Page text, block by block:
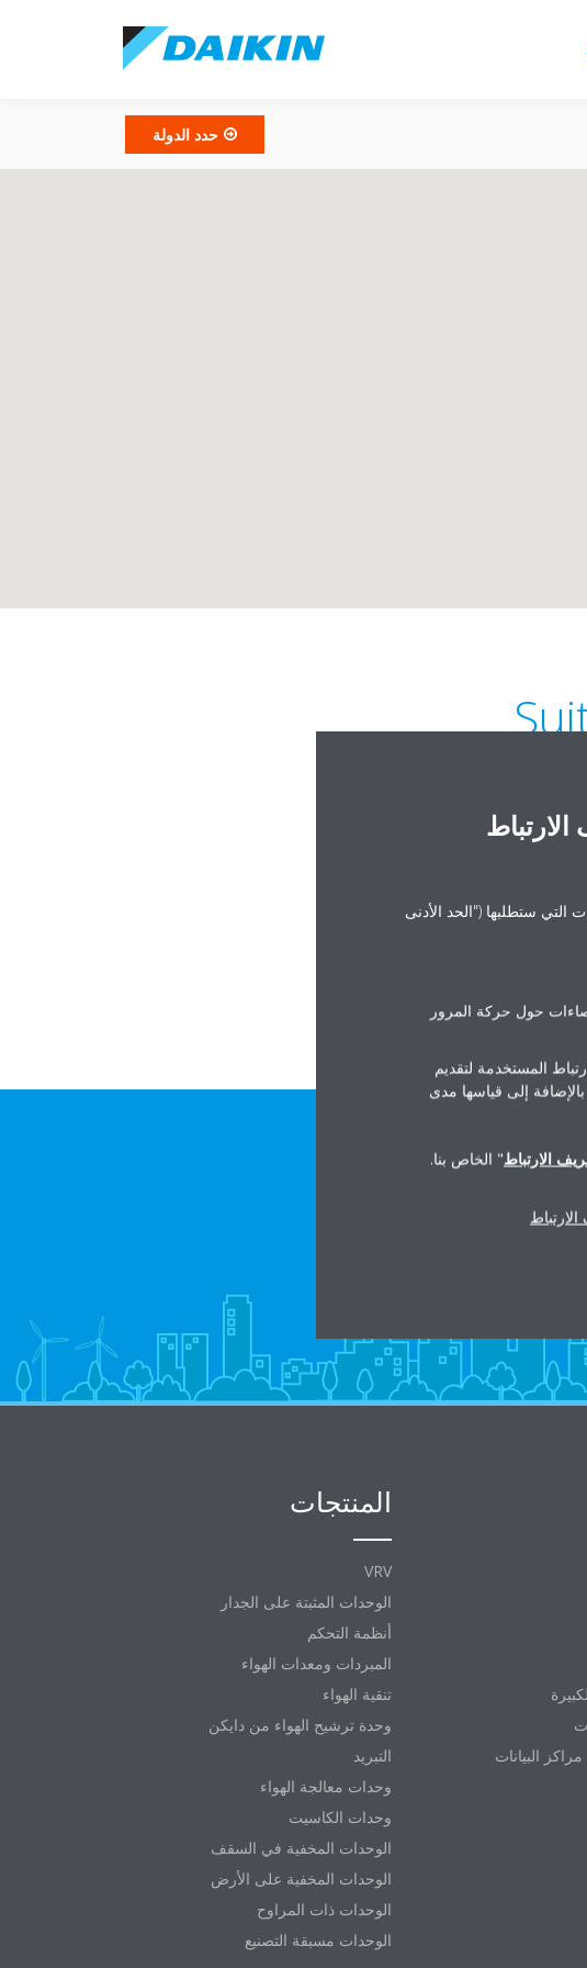
حدد الدولة
المنتجات
VRV
الوحدات المثبتة على الجدار
أنظمة التحكم
المبردات ومعدات الهواء
تنقية الهواء
وحدة ترشيح الهواء من دايكن
التبريد
وحدات معالجة الهواء
وحدات الكاسيت
الوحدات المخفية في السقف
الوحدات المخفية على الأرض
الوحدات ذات المراوح
الوحدات مسبقة التصنيع
مراكز البيانات
التي ستطلبها ("الحد الأدنى
حول حركة المرور
المستخدمة لتقديم
إلى قياسها مدى
الارتباط" الخاص بنا.